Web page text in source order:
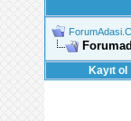
Kayıt ol